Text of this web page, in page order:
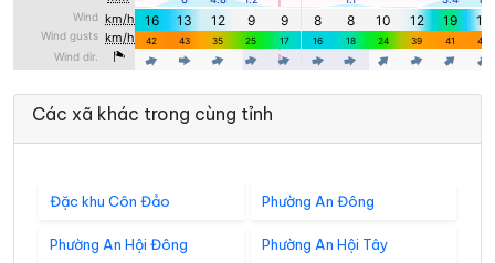
Các xã khác trong cùng tỉnh
Đặc khu Côn Đảo Phường An Đông
Phường An Hội Đông Phường An Hội Tây